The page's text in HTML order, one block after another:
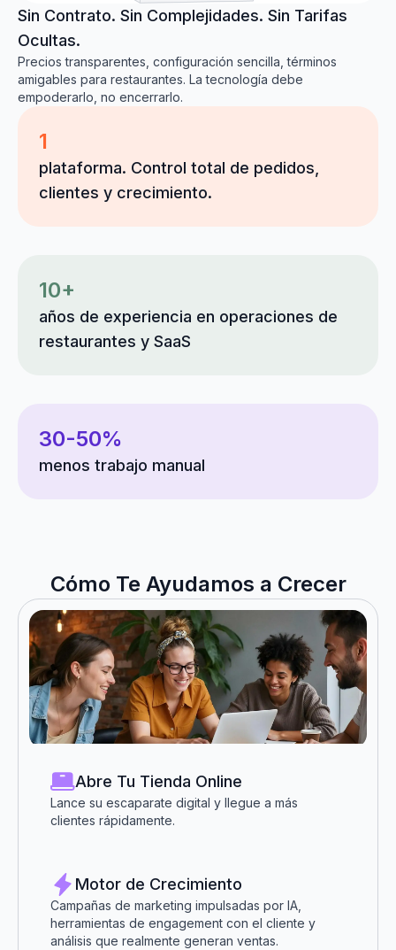
Sin Contrato. Sin Complejidades. Sin Tarifas
Ocultas.
Precios transparentes, configuración sencilla, términos
amigables para restaurantes. La tecnología debe
empoderarlo, no encerrarlo.
1
plataforma. Control total de pedidos,
clientes y crecimiento.
10+
años de experiencia en operaciones de
restaurantes y SaaS
30-50%
menos trabajo manual
Cómo Te Ayudamos a Crecer
Abre Tu Tienda Online
Lance su escaparate digital y llegue a más
clientes rápidamente.
Motor de Crecimiento
Campañas de marketing impulsadas por IA,
herramientas de engagement con el cliente y
análisis que realmente generan ventas.